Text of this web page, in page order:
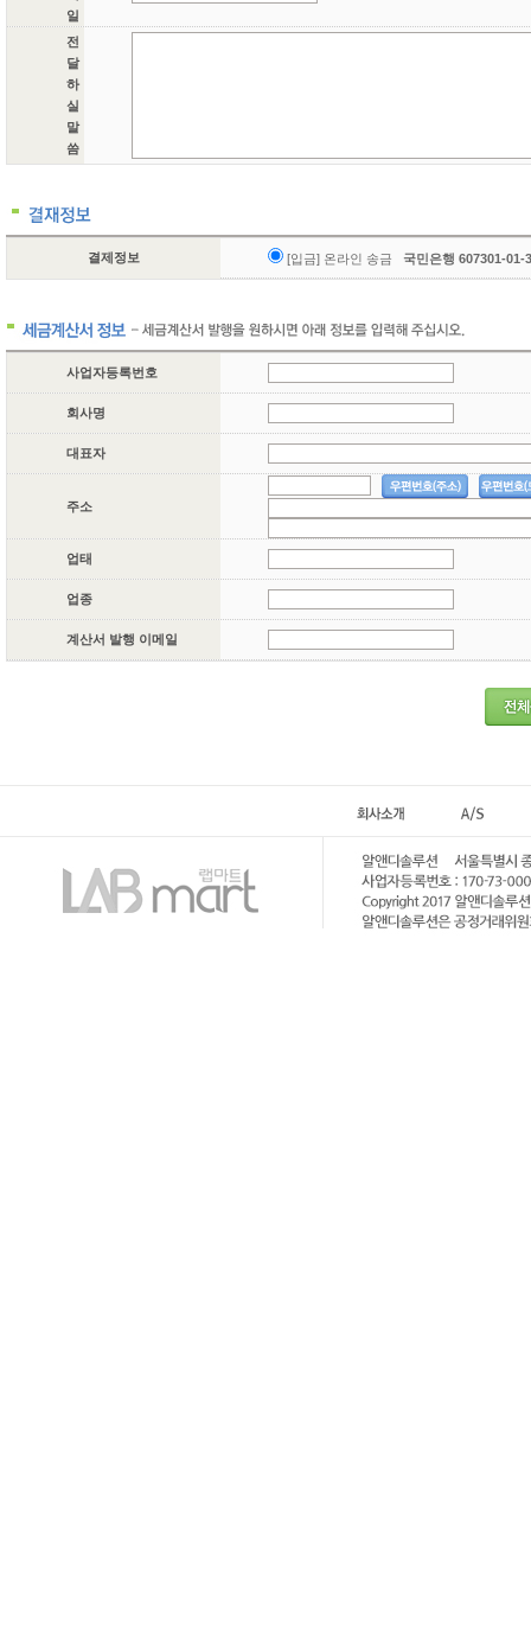
일
전
달
하
실
말
씀
결제정보 [입금] 온라인 송금 국민은행 607301-
사업자등록번호
회사명
대표자
주소
업태
업종
계산서 발행 이메일